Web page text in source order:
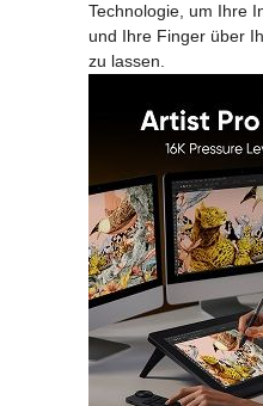
Technologie, um Ihre
und Ihre Finger über
zu lassen.